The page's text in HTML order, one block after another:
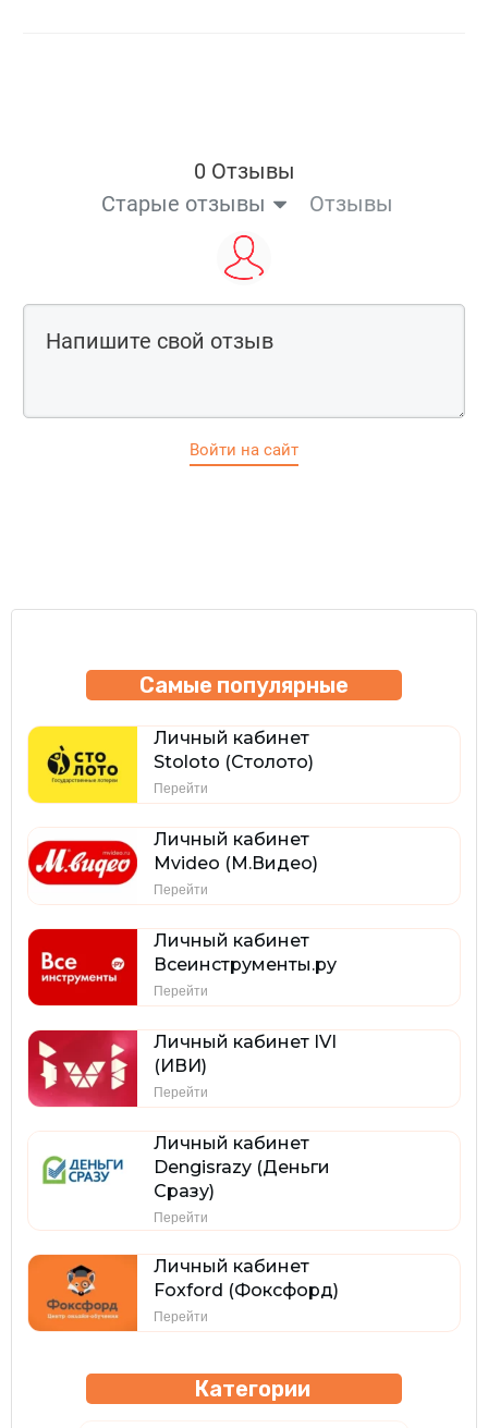
0 Отзывы
Старые отзывы
Отзывы
Войти на сайт
Самые популярные
Личный кабинет
Stoloto (Столото)
Перейти
Личный кабинет
Mvideo (М.Видео)
Перейти
Личный кабинет
Всеинструменты.ру
Перейти
Личный кабинет IVI
(ИВИ)
Перейти
Личный кабинет
Dengisrazy (Деньги
Сразу)
Перейти
Личный кабинет
Foxford (Фоксфорд)
Перейти
Категории